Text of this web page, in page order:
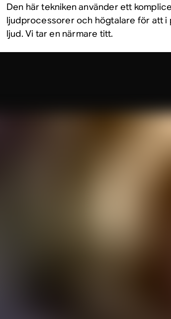
Den här tekniken använder ett
ljudprocessorer och högtalare för att
ljud. Vi tar en närmare titt.